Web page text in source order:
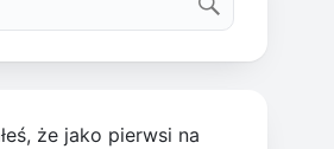
że jako pierwsi na